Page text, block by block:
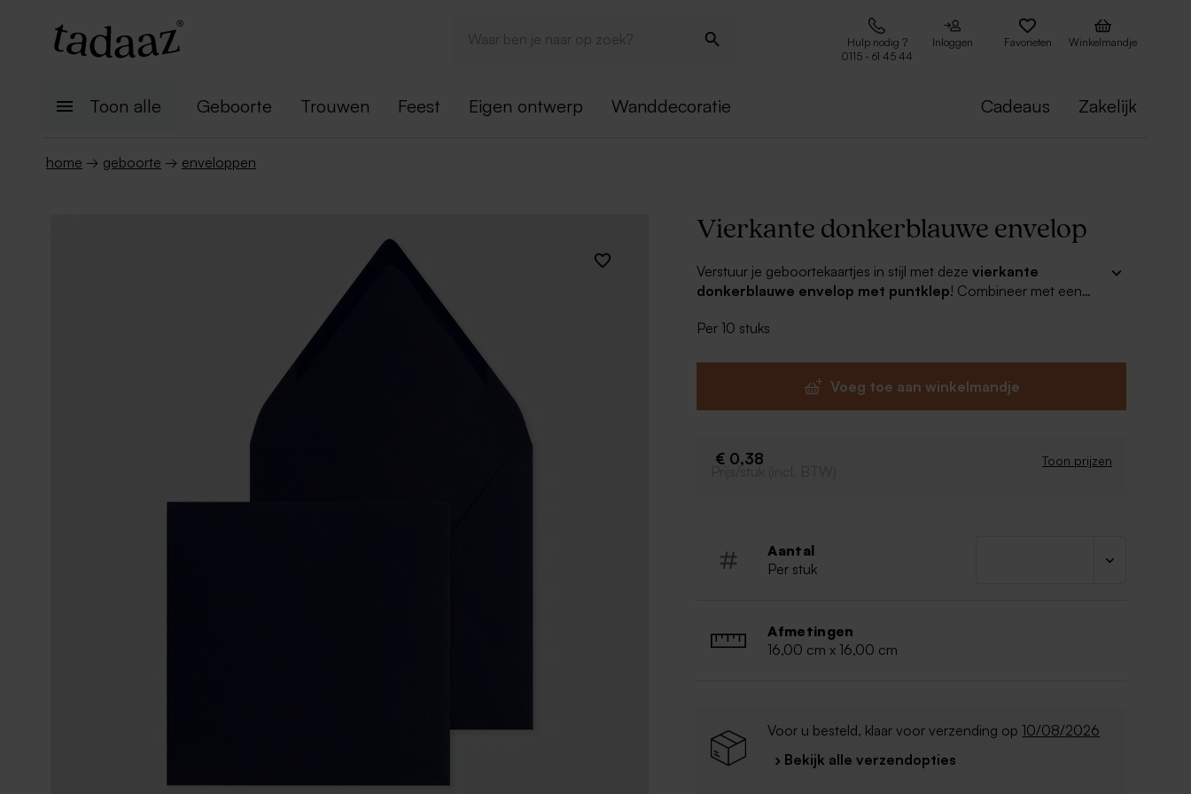
Hulp nodig ?
0115 - 61 45 44
Inloggen Favorieten Winkelmandje
Toon alle Geboorte Trouwen Feest Eigen ontwerp Wanddecoratie Cadeaus Zakelijk
home → geboorte → enveloppen
Vierkante donkerblauwe envelop
Verstuur je geboortekaartjes in stijl met dezevierkante
donkerblauwe envelop met puntklep! Combineer met een
geheel.
Per 10 stuks
Voeg toe aan winkelmandje
€ 0,38 Toon prijzen
Prijs/stuk (incl. BTW)
Aantal
Per stuk
Afmetingen
16,00 cm x 16,00 cm
Voor u besteld, klaar voor verzending op10/08/2026
› Bekijk alle verzendopties